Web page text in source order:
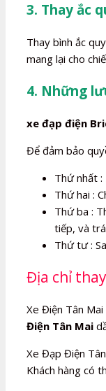
3. Thay ắc
Thay bình ắc
mang lại cho
4. Những
xe đạp điện
Để đảm bảo
Thứ nhất :
Thứ hai :
Thứ ba :
tiếp, và
Thứ tư :
Địa chỉ
Xe Điện Tân
Điện Tân Mai
Xe Đạp Điện
Khách hàng có